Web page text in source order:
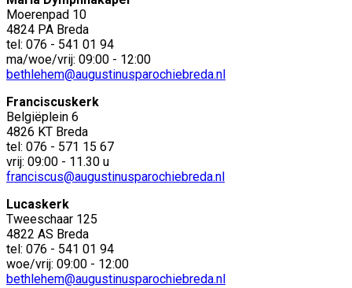
Moerenpad 10
4824 PA Breda
tel: 076 - 541 01 94
ma/woe/vrij: 09:00 - 12:00
bethlehem@augustinusparochiebreda.nl
Franciscuskerk
Belgiëplein 6
4826 KT Breda
tel: 076 - 571 15 67
vrij: 09:00 - 11.30 u
franciscus@augustinusparochiebreda.nl
Lucaskerk
Tweeschaar 125
4822 AS Breda
tel: 076 - 541 01 94
woe/vrij: 09:00 - 12:00
bethlehem@augustinusparochiebreda.nl